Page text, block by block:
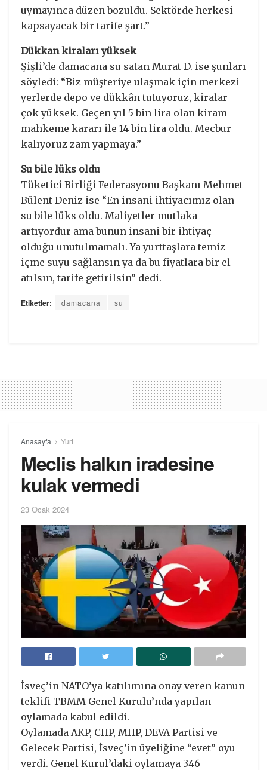
uymayınca düzen bozuldu. Sektörde herkesi
kapsayacak bir tarife şart.”
Dükkan kiraları yüksek
Şişli’de damacana su satan Murat D. ise şunları
söyledi: “Biz müşteriye ulaşmak için merkezi
yerlerde depo ve dükkân tutuyoruz, kiralar
çok yüksek. Geçen yıl 5 bin lira olan kiram
mahkeme kararı ile 14 bin lira oldu. Mecbur
kalıyoruz zam yapmaya.”
Su bile lüks oldu
Tüketici Birliği Federasyonu Başkanı Mehmet
Bülent Deniz ise “En insani ihtiyacımız olan
su bile lüks oldu. Maliyetler mutlaka
artıyordur ama bunun insani bir ihtiyaç
olduğu unutulmamalı. Ya yurttaşlara temiz
içme suyu sağlansın ya da bu fiyatlara bir el
atılsın, tarife getirilsin” dedi.
Etiketler: damacana su
Anasayfa Yurt
Meclis halkın iradesine
kulak vermedi
23 Ocak 2024
İsveç’in NATO’ya katılımına onay veren kanun
teklifi TBMM Genel Kurulu’nda yapılan
oylamada kabul edildi.
Oylamada AKP, CHP, MHP, DEVA Partisi ve
Gelecek Partisi, İsveç’in üyeliğine “evet” oyu
verdi. Genel Kurul’daki oylamaya 346